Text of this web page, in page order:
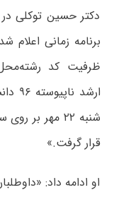
دکتر حسین توکلی
برنامه زمانی اعلام
ظرفیت کد
شنبه ۲۲ مهر
قرار گرفت.»
او ادامه داد:‌